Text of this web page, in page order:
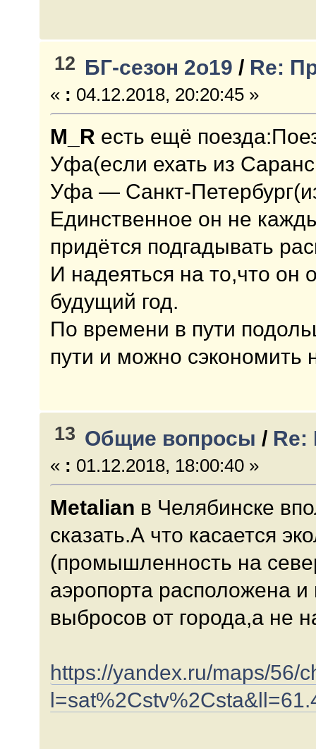
12 БГ-сезон 2о19 / Re:
« : 04.12.2018, 20:20:45 »
M_R есть ещё
Уфа(если ехать из
Уфа — Санкт-
Единственное он не
придётся подгадывать
И надеяться на то,что он
будущий год.
По времени в пути
пути и можно сэкономить
13 Общие вопросы / Re:
« : 01.12.2018, 18:00:40 »
Metalian в Челябинске
сказать.А что касается
(промышленность на
аэропорта расположена
выбросов от города,а не
https://yandex.ru/maps/56/